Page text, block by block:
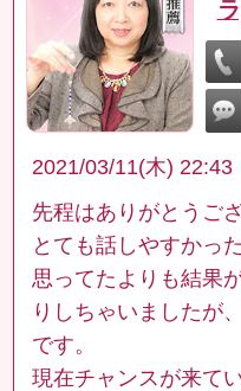
2021/03/11(木) 22:43
先程はありがとうご
とても話しやすかっ
思ってたよりも結果
りしちゃいましたが
です。
現在チャンスが来て